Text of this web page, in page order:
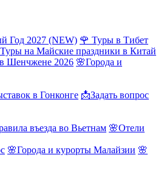
Год 2027 (NEW) 🌹 Туры в Тибет
на Майские праздники в Китай
Шенчжене 2026 🌸Города и
в Гонконге 📩Задать вопрос
въезда во Вьетнам 🌸Отели
🌸Города и курорты Малайзии 🌸